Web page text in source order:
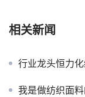
相关新闻
行业龙头恒力
我是做纺织面料的